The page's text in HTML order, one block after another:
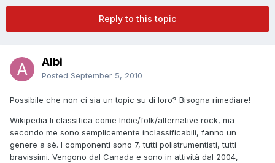
Reply to this topic
Albi
Posted September 5, 2010
Possibile che non ci sia un topic su di loro? Bisogna rimediare!
Wikipedia li classifica come Indie/folk/alternative rock, ma
secondo me sono semplicemente inclassificabili, fanno un
genere a sè. I componenti sono 7, tutti polistrumentisti, tutti
bravissimi. Vengono dal Canada e sono in attività dal 2004,